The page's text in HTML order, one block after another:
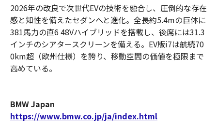
2026年の改良で次世代EVの技術を融合し、圧倒的な存在
感と知性を備えたセダンへと進化。全長約5.4mの巨体に
381馬力の直6 48Vハイブリッドを搭載し、後席には31.3
インチのシアタースクリーンを備える。EV版i7は航続70
0km超（欧州仕様）を誇り、移動空間の価値を極限まで
高めている。
BMW Japan
https://www.bmw.co.jp/ja/index.html